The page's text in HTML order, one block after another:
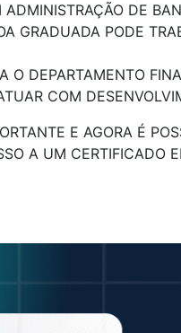
DE
GRADUADA PODE
O DEPARTAMENTO
COM
E AGORA É
A UM CERTIFICADO